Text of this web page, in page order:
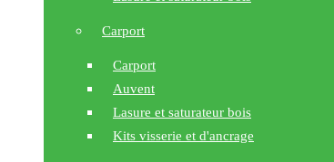
Carport
Carport
Auvent
Lasure et saturateur bois
Kits visserie et d'ancrage